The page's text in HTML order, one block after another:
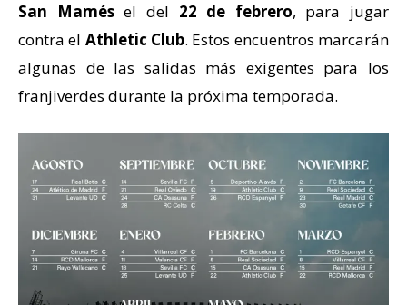
San Mamésel del 22 de febrero, para jugar
contra el Athletic Club. Estos encuentros marcarán
algunas de las salidas más exigentes para los
franjiverdes durante la próxima temporada.